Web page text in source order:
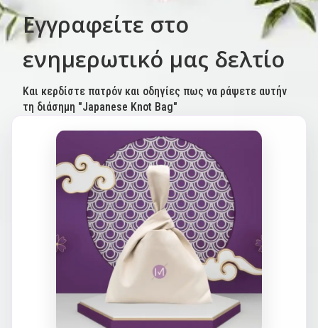
Εγγραφείτε στο
ενημερωτικό μας δελτίο
Και κερδίστε πατρόν και οδηγίες πως να ράψετε αυτήν
τη διάσημη "Japanese Knot Bag"